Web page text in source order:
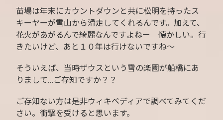
苗場は年末にカウントダウンと共に松明を持ったス
キーヤーが雪山から滑走してくれるんです。加えて、
花火があがるんで綺麗なんですよねー 懐かしい。行
きたいけど、あと１０年は行けないですね〜
そういえば、当時ザウスという雪の楽園が船橋にあ
りまして…ご存知ですか？？
ご存知ない方は是非ウィキペディアで調べてみてくだ
さい。衝撃を受けると思います。